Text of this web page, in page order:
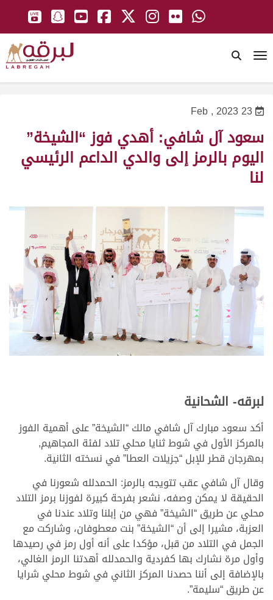
23 Feb , 2023
سعود آل شافي: أهدي فوز “الشيخة”
اليوم بالرمز إلى والدي الداعم الرئيسي
لنا
لبرقه- الشحانية
أكد سعود مبارك آل شافي مالك “الشيخة” على أهمية الفوز
بالمركز الأول في شوط ثنايا محلي تلاد لفئة المجاهيم,
بمهرجان قطر للإبل “جزيلات العطا” في نسخته الثانية.
وقال آل شافي عقب تتويجه بالرمز: الحمدلله شعورنا في
الحقيقة لا يمكن وصفه، نشعر بفرحة كبيرة لفوزنا برمز التلاد
محلي عن طريق “الشيخة” فهي من إبلنا وتلاد عندنا في
العزبة، مشيرا إلى أن “الشيخة” بنت معطوفان، وشاركت مع
الجمل في التلاد من قبل، مؤكدا على أنه أول رمز في رصيدها
وأول مرة نشارك بها كفردية والحمدلله أهدتنا الرمز الغالي،
بالإضافة إلى أننا حصدنا المركز الثاني في شوط محلي شرايا
عن طريق “سليمة”.